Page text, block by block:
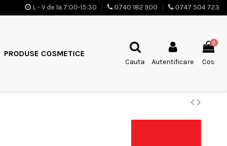
L - V de la 7:00-15:30 0740 182 900 0747 504 723
PRODUSE COSMETICE
Cauta Autentificare
0
Cos